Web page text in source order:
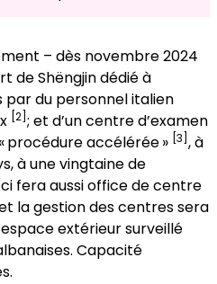
– dès novembre 2024
de Shëngjin dédié à
par du personnel italien
[2] ; et d’un centre d’examen
procédure accélérée » [3] , à
à une vingtaine de
fera aussi office de centre
la gestion des centres sera
extérieur surveillé
Capacité